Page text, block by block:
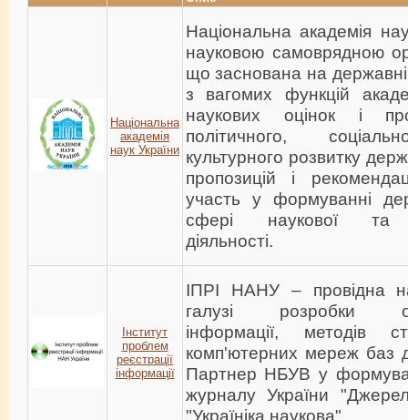
Національна
академія
наук України
Національна академія
науковою самоврядною
що заснована на
з вагомих функцій
наукових оцінок і
політичного,
культурного розвитку
пропозицій і
участь у формуванні
сфері наукової та
діяльності.
Інститут
проблем
реєстрації
інформації
ІПРІ НАНУ – провідна
галузі розробки
інформації, методів
комп'ютерних мереж баз
Партнер НБУВ у
журналу України
"Україніка наукова".